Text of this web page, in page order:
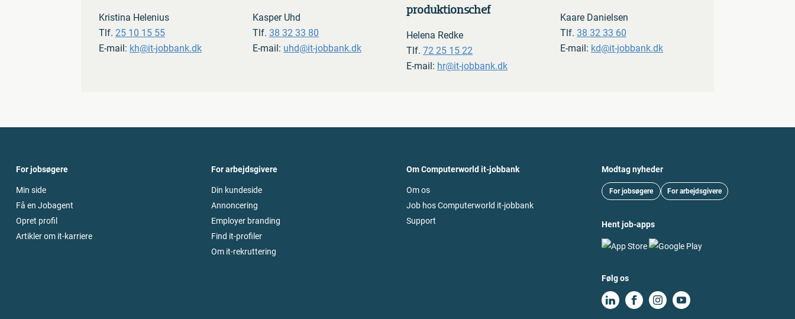
Kristina Helenius
Tlf. 25 10 15 55
E-mail: kh@it-jobbank.dk
Kasper Uhd
Tlf. 38 32 33 80
E-mail: uhd@it-jobbank.dk
produktionschef
Helena Redke
Tlf. 72 25 15 22
E-mail: hr@it-jobbank.dk
Kaare Danielsen
Tlf. 38 32 33 60
E-mail: kd@it-jobbank.dk
For jobsøgere
Min side
Få en Jobagent
Opret profil
Artikler om it-karriere
For arbejdsgivere
Din kundeside
Annoncering
Employer branding
Find it-profiler
Om it-rekruttering
Om Computerworld it-jobbank
Om os
Job hos Computerworld it-jobbank
Support
Modtag nyheder
For jobsøgere For arbejdsgivere
Hent job-apps
Følg os